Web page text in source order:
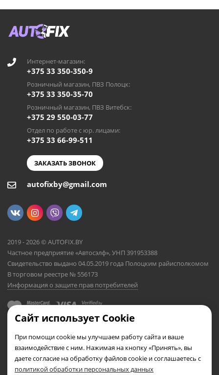
Интернет-магазин:
+375 33 350-350-9
Розничный магазин, ПВЗ Полоцк:
+375 33 350-35-70
Розничный магазин, ПВЗ Витебск:
+375 29 550-03-77
Отдел по работе с юр. лицами:
+375 33 66-99-511
ЗАКАЗАТЬ ЗВОНОК
autofixby@gmail.com
2019 - 2026 © AUTOFIX.BY
Частное предприятие «Автосэлф», УНП 391953388
Свидетельство выдано 04.05.2019 года Полоцким райисполкомом
В торговом реестре № 556173
Информация о защите прав потребителей
Сайт использует Cookie
При помощи cookie мы улучшаем работу сайта и ваше
взаимодействие с ним. Нажимая на кнопку «Принять», вы
даете согласие на обработку файлов cookie и соглашаетесь с
политикой обработки персональных данных